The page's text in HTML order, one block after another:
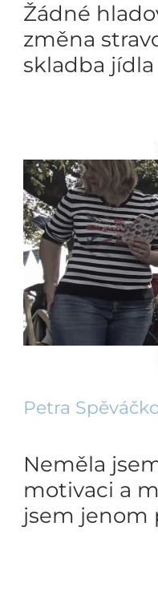
Žádné
změna
skladba jídla
Petra
Neměla
motivaci a
jsem jenom